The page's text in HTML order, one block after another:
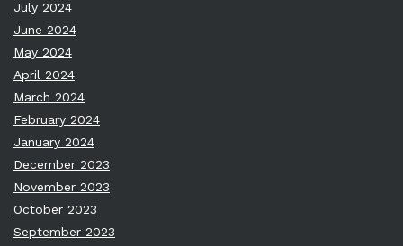
July 2024
June 2024
May 2024
April 2024
March 2024
February 2024
January 2024
December 2023
November 2023
October 2023
September 2023